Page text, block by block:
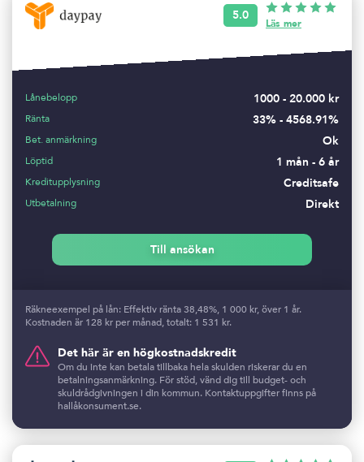
5.0
Läs mer
Lånebelopp 1000 - 20.000 kr
Ränta 33% - 4568.91%
Bet. anmärkning Ok
Löptid 1 mån - 6 år
Kreditupplysning Creditsafe
Utbetalning Direkt
Till ansökan
Räkneexempel på lån: Effektiv ränta 38,48%, 1 000 kr, över 1 år.
Kostnaden är 128 kr per månad, totalt: 1 531 kr.
Det här är en högkostnadskredit
Om du inte kan betala tillbaka hela skulden riskerar du en
betalningsanmärkning. För stöd, vänd dig till budget- och
skuldrådgivningen i din kommun. Kontaktuppgifter finns på
hallåkonsument.se.